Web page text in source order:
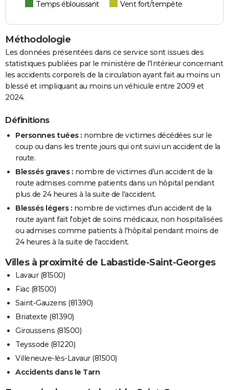
Temps éblouissant
Vent fort/tempête
Méthodologie
Les données présentées dans ce service sont issues des
statistiques publiées par le ministère de l'Intérieur concernant
les accidents corporels de la circulation ayant fait au moins un
blessé et impliquant au moins un véhicule entre 2009 et
2024.
Définitions
Personnes tuées : nombre de victimes décédées sur le
coup ou dans les trente jours qui ont suivi un accident de la
route.
Blessés graves : nombre de victimes d'un accident de la
route admises comme patients dans un hôpital pendant
plus de 24 heures à la suite de l'accident.
Blessés légers : nombre de victimes d'un accident de la
route ayant fait l'objet de soins médicaux, non hospitalisées
ou admises comme patients à l'hôpital pendant moins de
24 heures à la suite de l'accident.
Villes à proximité de Labastide-Saint-Georges
Lavaur (81500)
Fiac (81500)
Saint-Gauzens (81390)
Briatexte (81390)
Giroussens (81500)
Teyssode (81220)
Villeneuve-lès-Lavaur (81500)
Accidents dans le Tarn